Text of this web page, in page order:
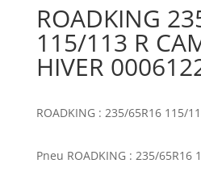
ROADKING
115/113 R
HIVER
ROADKING : 235/65R16 115/
Pneu ROADKING : 235/65R16